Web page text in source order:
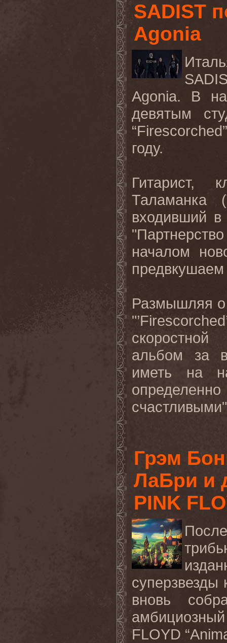
SADIST
Agonia
Agonia. В
девятым
“Firescorched
году.
Гитарист,
Таламанка (
входивший
началом
предвкушаем
Размышляя
"’Firescorched
альбом за
иметь на
Грэм
ЛаБри и
PINK
суперзвезды
вновь
FLOYD “